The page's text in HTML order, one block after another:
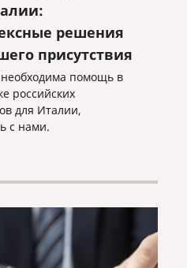
решения
присутствия
помощь в
российских
для Италии,
с нами.